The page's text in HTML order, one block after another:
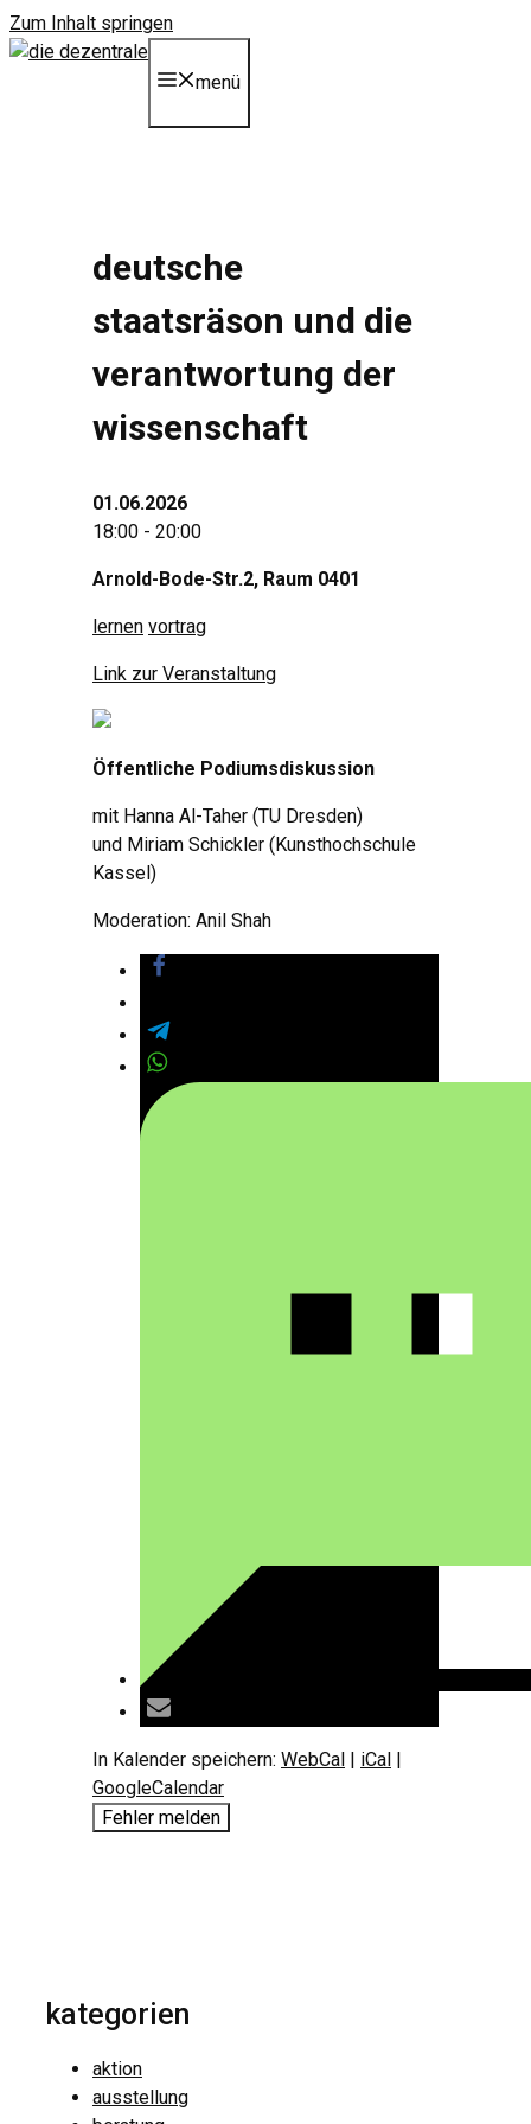
Zum Inhalt springen
menü
deutsche
staatsräson und die
verantwortung der
wissenschaft
01.06.2026
18:00 - 20:00
Arnold-Bode-Str.2, Raum 0401
lernen vortrag
Link zur Veranstaltung
Öffentliche Podiumsdiskussion
mit Hanna Al-Taher (TU Dresden)
und Miriam Schickler (Kunsthochschule
Kassel)
Moderation: Anil Shah
In Kalender speichern: WebCal | iCal |
GoogleCalendar
Fehler melden
kategorien
aktion
ausstellung